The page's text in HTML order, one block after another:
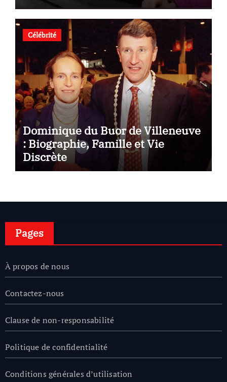
Célébrité
Dominique du Buor de Villeneuve
: Biographie, Famille et Vie
Discrète
Pages
À propos de nous
Contactez-nous
Clause de non-responsabilité
Politique de confidentialité
Conditions générales d’utilisation